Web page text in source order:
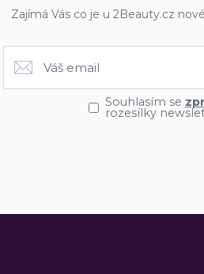
Zajímá Vás co je u 2Beauty.cz
Souhlasím se
rozesílky